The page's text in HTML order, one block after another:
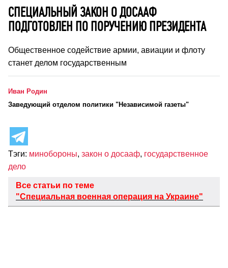
СПЕЦИАЛЬНЫЙ ЗАКОН О ДОСААФ
ПОДГОТОВЛЕН ПО ПОРУЧЕНИЮ ПРЕЗИДЕНТА
Общественное содействие армии, авиации и флоту
станет делом государственным
Иван Родин
Заведующий отделом политики "Независимой газеты"
Тэги: минобороны, закон о досааф, государственное
дело
Все статьи по теме
"Специальная военная операция на Украине"